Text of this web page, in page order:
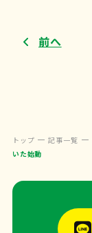
前へ
トップ 記事一覧
いた始動